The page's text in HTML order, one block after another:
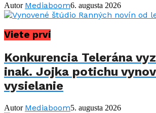
Autor Mediaboom6. augusta 2026
Viete prví
Konkurencia Telerána
inak. Jojka potichu
vysielanie
Autor Mediaboom5. augusta 2026